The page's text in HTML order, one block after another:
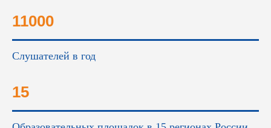
11000
Слушателей в год
15